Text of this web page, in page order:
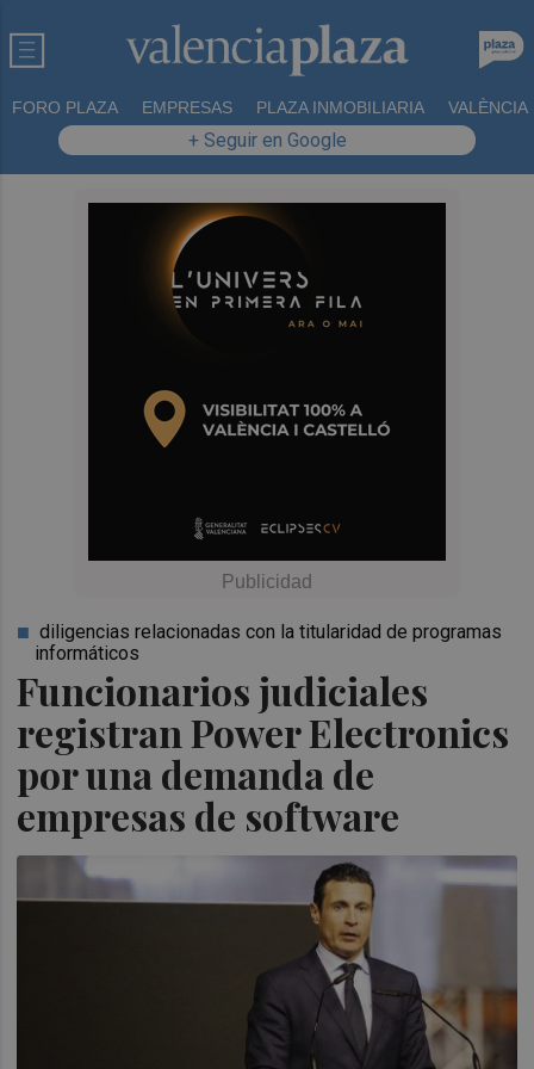
FORO PLAZA EMPRESAS PLAZA INMOBILIARIA VALÈNCIA
+ Seguir en Google
Funcionarios judiciales
registran Power Electronics
por una demanda de
empresas de software
diligencias relacionadas con la titularidad de programas
informáticos